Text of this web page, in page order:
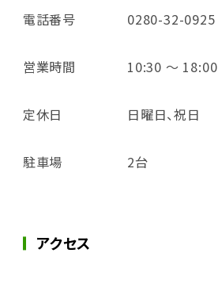
電話番号 0280-32-0925
営業時間 10:30 ～ 18:00
定休日 日曜日、祝日
駐車場 2台
アクセス